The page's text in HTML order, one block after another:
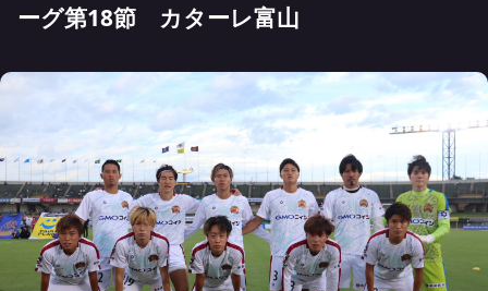
ーグ第18節 カターレ富山